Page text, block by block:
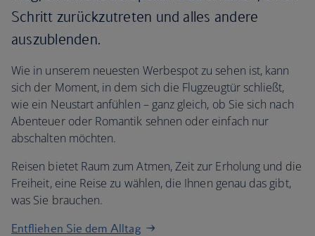
Schritt zurückzutreten und alles andere
auszublenden.
Wie in unserem neuesten Werbespot zu sehen ist, kann
sich der Moment, in dem sich die Flugzeugtür schließt,
wie ein Neustart anfühlen – ganz gleich, ob Sie sich nach
Abenteuer oder Romantik sehnen oder einfach nur
abschalten möchten.
Reisen bietet Raum zum Atmen, Zeit zur Erholung und die
Freiheit, eine Reise zu wählen, die Ihnen genau das gibt,
was Sie brauchen.
Entfliehen Sie dem Alltag